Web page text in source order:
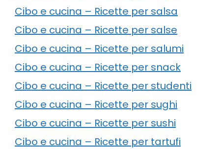
Cibo e cucina – Ricette per salsa
Cibo e cucina – Ricette per salse
Cibo e cucina – Ricette per salumi
Cibo e cucina – Ricette per snack
Cibo e cucina – Ricette per studenti
Cibo e cucina – Ricette per sughi
Cibo e cucina – Ricette per sushi
Cibo e cucina – Ricette per tartufi